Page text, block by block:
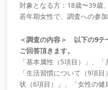
対象となる方：18歳〜39歳
若年期女性で、調査への参
＜調査の内容＞
以下の9テ
ご回答頂きます。
「基本属性（5項目）」、
「生活習慣について（9項
状（6項目）」、「女性の健